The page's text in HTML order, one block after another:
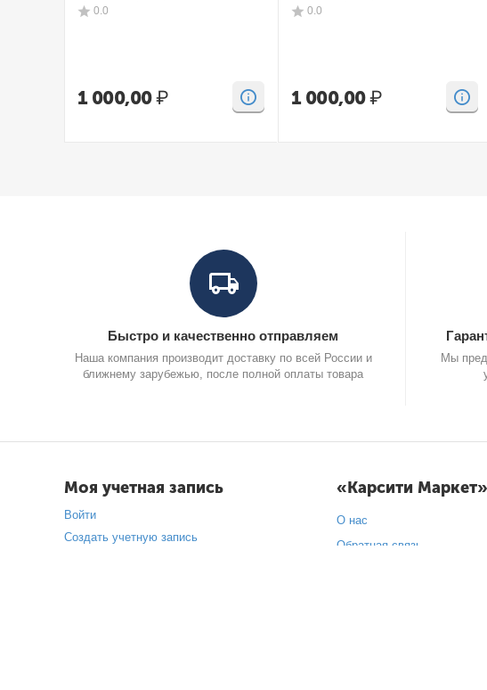
0.0
1 000,00₽
0.0
1 000,00₽
Быстро и качественно отправляем
Наша компания производит доставку по всей России и
ближнему зарубежью, после полной оплаты товара
Мы
Моя учетная запись
Войти
Создать учетную запись
«Карсити Маркет»
О нас
Обратная связь